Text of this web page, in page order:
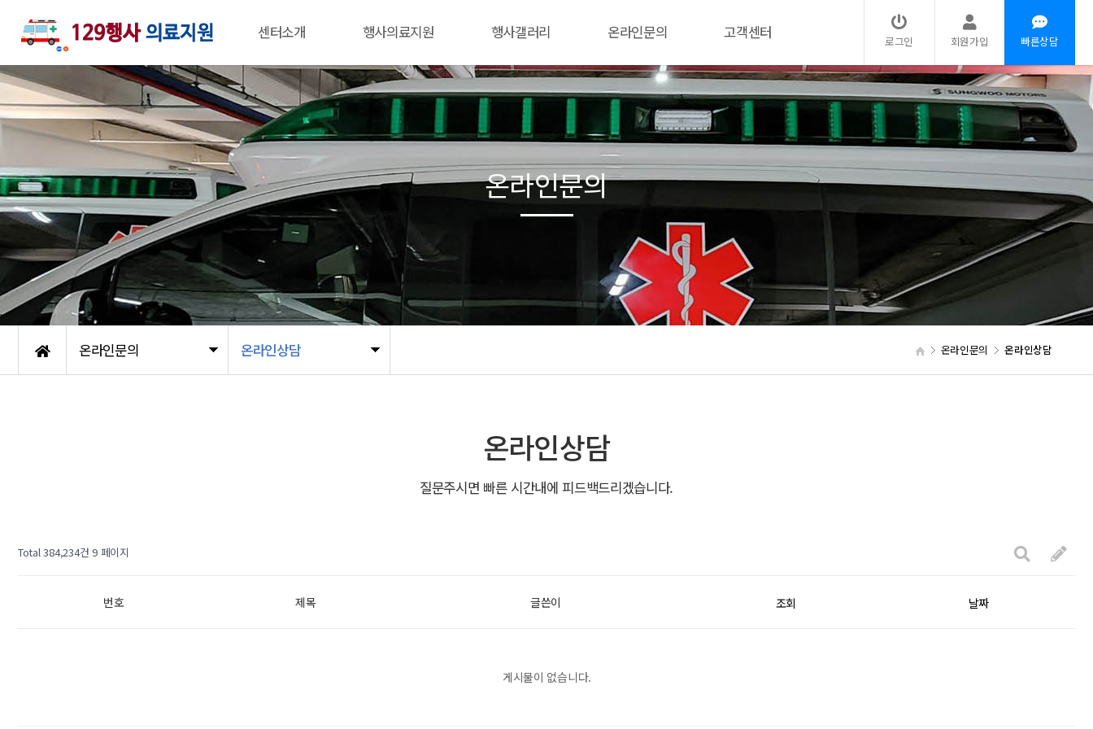
센터소개 행사의료지원 행사갤러리 온라인문의 고객센터 로그인 회원가입 빠른상담
온라인문의 온라인상담 온라인문의 온라인상담
온라인문의
온라인상담
질문주시면 빠른 시간내에 피드백드리겠습니다.
Total 384,234건 9 페이지
번호 제목 글쓴이 조회 날짜
게시물이 없습니다.